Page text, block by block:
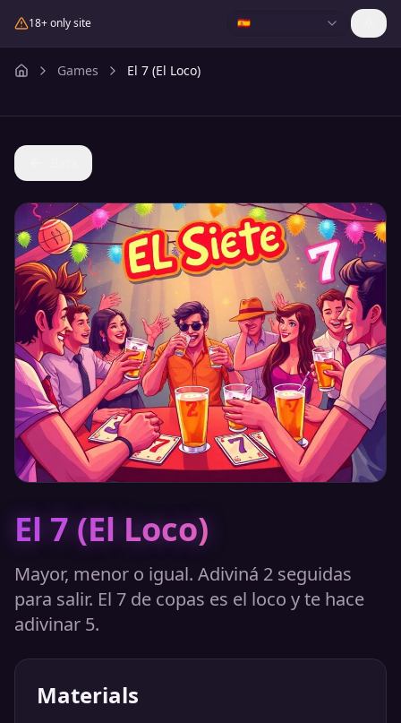
18+ only site 🇪🇸
Games El 7 (El Loco)
El 7 (El Loco)
Mayor, menor o igual. Adiviná 2 seguidas
para salir. El 7 de copas es el loco y te hace
adivinar 5.
Materials